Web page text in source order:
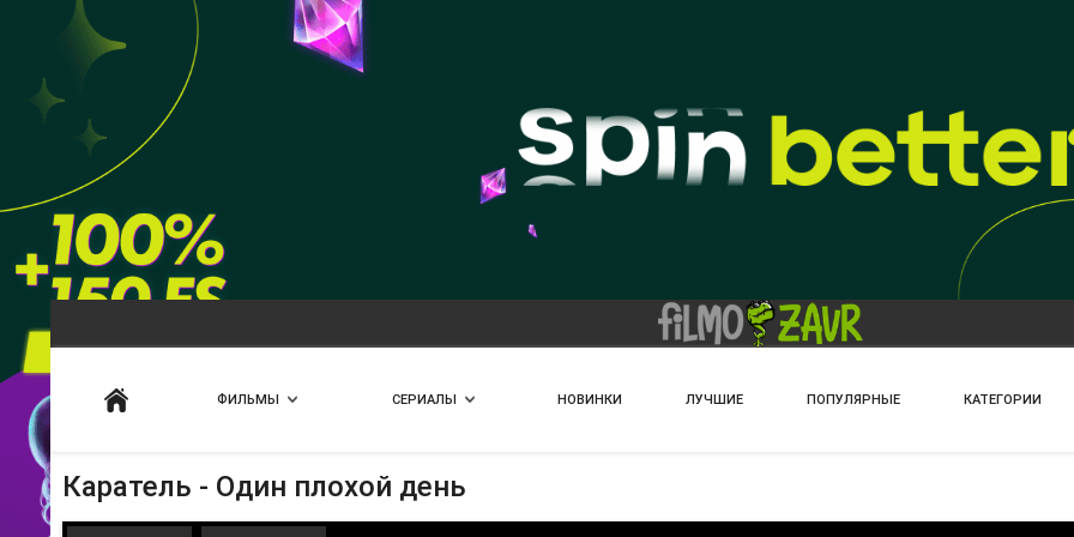
ФИЛЬМЫ СЕРИАЛЫ НОВИНКИ ЛУЧШИЕ ПОПУЛЯРНЫЕ КАТЕГОРИИ
Каратель - Один плохой день